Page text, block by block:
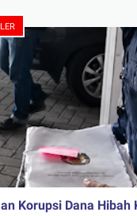
Korupsi Dana Hibah